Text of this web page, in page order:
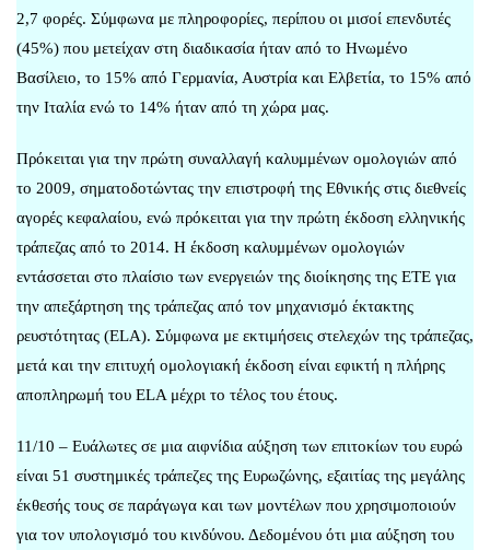
2,7 φορές. Σύμφωνα με πληροφορίες, περίπου οι μισοί επενδυτές
(45%) που μετείχαν στη διαδικασία ήταν από το Ηνωμένο
Βασίλειο, το 15% από Γερμανία, Αυστρία και Ελβετία, το 15% από
την Ιταλία ενώ το 14% ήταν από τη χώρα μας.
Πρόκειται για την πρώτη συναλλαγή καλυμμένων ομολογιών από
το 2009, σηματοδοτώντας την επιστροφή της Εθνικής στις διεθνείς
αγορές κεφαλαίου, ενώ πρόκειται για την πρώτη έκδοση ελληνικής
τράπεζας από το 2014. Η έκδοση καλυμμένων ομολογιών
εντάσσεται στο πλαίσιο των ενεργειών της διοίκησης της ΕΤΕ για
την απεξάρτηση της τράπεζας από τον μηχανισμό έκτακτης
ρευστότητας (ELA). Σύμφωνα με εκτιμήσεις στελεχών της τράπεζας,
μετά και την επιτυχή ομολογιακή έκδοση είναι εφικτή η πλήρης
αποπληρωμή του ELA μέχρι το τέλος του έτους.
11/10 – Ευάλωτες σε μια αιφνίδια αύξηση των επιτοκίων του ευρώ
είναι 51 συστημικές τράπεζες της Ευρωζώνης, εξαιτίας της μεγάλης
έκθεσής τους σε παράγωγα και των μοντέλων που χρησιμοποιούν
για τον υπολογισμό του κινδύνου. Δεδομένου ότι μια αύξηση του